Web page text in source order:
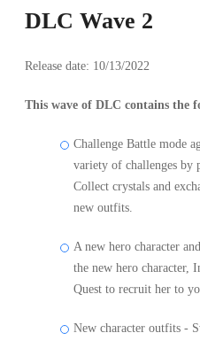
DLC Wave 2
Release date: 10/13/2022
This wave of DLC contains the
Challenge Battle mode
variety of challenges by
Collect crystals and
new outfits.
A new hero character
the new hero character,
Quest to recruit her to
New character outfits -